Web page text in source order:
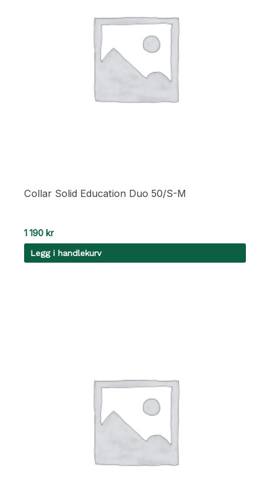
Collar Solid Education Duo 50/S-M
1 190 kr
Legg i handlekurv